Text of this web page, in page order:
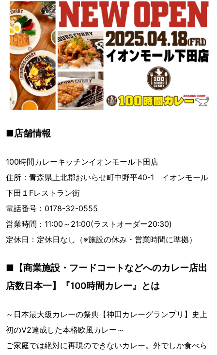
■店舗情報
100時間カレーキッチンイオンモール下田店
住所：青森県上北郡おいらせ町中野平40-1 イオンモール
下田１Fレストラン街
電話番号：0178-32-0555
営業時間：11:00～21:00(ラストオーダー20:30)
定休日：定休日なし（※施設の休み・営業時間に準拠）
■【商業施設・フードコートなどへのカレー店出
店数日本一】『100時間カレー』とは
～日本最大級カレーの祭典【神田カレーグランプリ】史上
初のV2達成した本格欧風カレー～
ご家庭では絶対に再現のできないカレー。外でしか食べら